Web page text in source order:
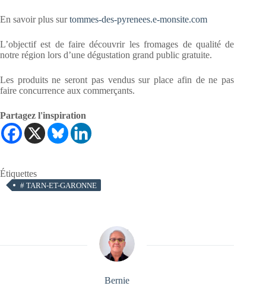
En savoir plus surtommes-des-pyrenees.e-monsite.com
L’objectif est de faire découvrir les fromages de qualité de
notre région lors d’une dégustation grand public gratuite.
Les produits ne seront pas vendus sur place afin de ne pas
faire concurrence aux commerçants.
Partagez l'inspiration
Étiquettes
# TARN-ET-GARONNE
Bernie